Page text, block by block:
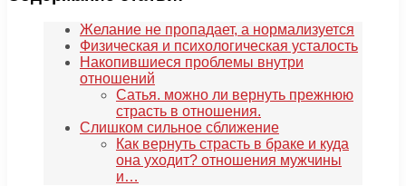
Желание не пропадает, а нормализуется
Физическая и психологическая усталость
Накопившиеся проблемы внутри
отношений
Сатья. можно ли вернуть прежнюю
страсть в отношения.
Слишком сильное сближение
Как вернуть страсть в браке и куда
она уходит? отношения мужчины
и…